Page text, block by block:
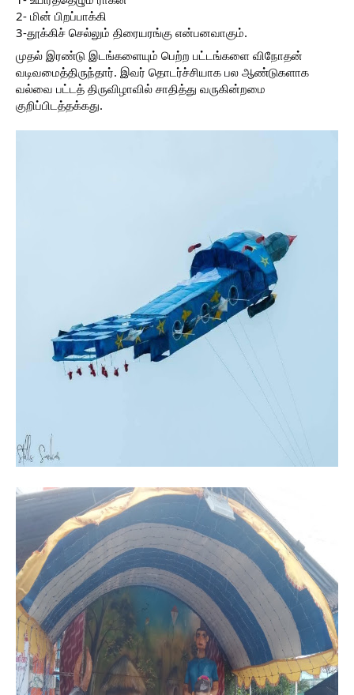
2- மின் பிறப்பாக்கி
3-தூக்கிச் செல்லும் திரையரங்கு என்பனவாகும்.
முதல் இரண்டு இடங்களையும் பெற்ற பட்டங்களை விநோதன்
வடிவமைத்திருந்தார். இவர் தொடர்ச்சியாக பல ஆண்டுகளாக
வல்வை பட்டத் திருவிழாவில் சாதித்து வருகின்றமை
குறிப்பிடத்தக்கது.